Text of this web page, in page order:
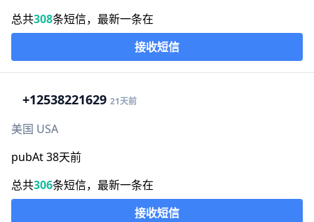
总共308条短信，最新一条在
接收短信
+12538221629 21天前
美国 USA
pubAt 38天前
总共306条短信，最新一条在
接收短信